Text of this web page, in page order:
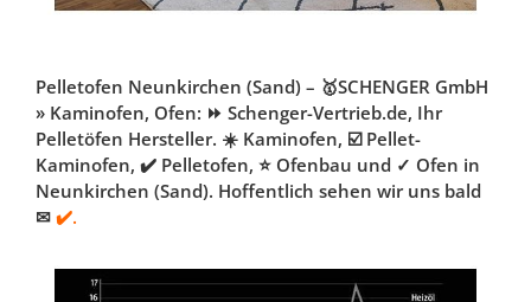
Pelletofen Neunkirchen (Sand) – 🥇SCHENGER GmbH
» Kaminofen, Ofen: ⏩ Schenger-Vertrieb.de, Ihr
Pelletöfen Hersteller. ☀️ Kaminofen, ☑️ Pellet-
Kaminofen, ✔️ Pelletofen, ⭐ Ofenbau und ✓ Ofen in
Neunkirchen (Sand). Hoffentlich sehen wir uns bald
✉ ✔️.